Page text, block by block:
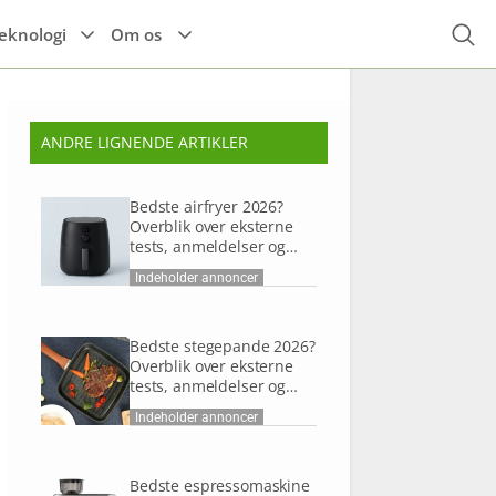
Espressomaskine
Kaffemaskine
TIlbehør
Højttalere
Alle el-køretøjer
køretøjer
Til kroppen
Om os
ANDRE LIGNENDE ARTIKLER
Bedste airfryer 2026?
Overblik over eksterne
tests, anmeldelser og
research
Indeholder annoncer
Bedste stegepande 2026?
Overblik over eksterne
tests, anmeldelser og
research
Indeholder annoncer
Bedste espressomaskine